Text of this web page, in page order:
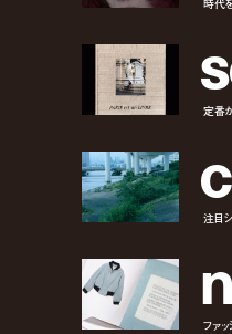
s
定番
c
注目
n
ファ